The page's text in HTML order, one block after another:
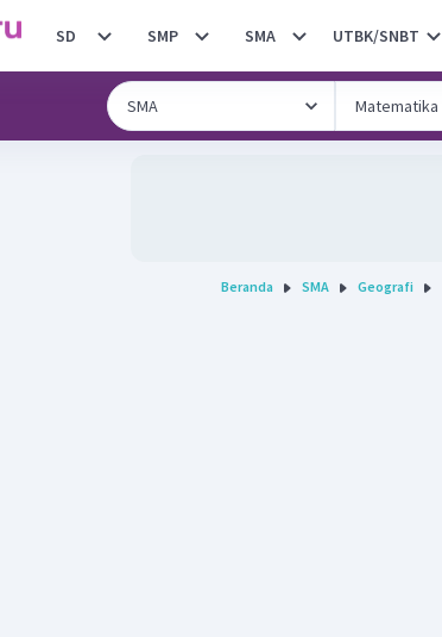
SD SMP SMA UTBK/SNBT
Beranda SMA Geografi